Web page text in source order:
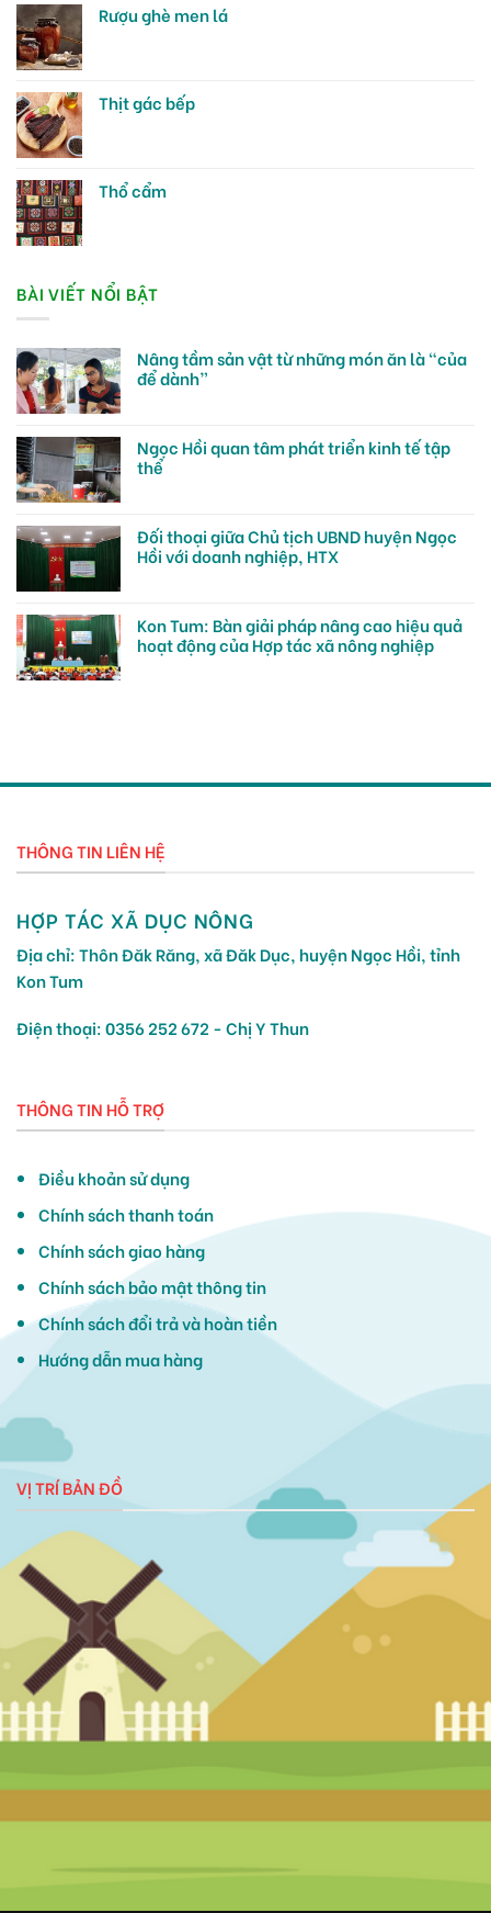
Rượu ghè men lá
Thịt gác bếp
Thổ cẩm
BÀI VIẾT NỔI BẬT
Nâng tầm sản vật từ những món ăn là “của
để dành”
Ngọc Hồi quan tâm phát triển kinh tế tập
thể
Đối thoại giữa Chủ tịch UBND huyện Ngọc
Hồi với doanh nghiệp, HTX
Kon Tum: Bàn giải pháp nâng cao hiệu quả
hoạt động của Hợp tác xã nông nghiệp
THÔNG TIN LIÊN HỆ
HỢP TÁC XÃ DỤC NÔNG
Địa chỉ: Thôn Đăk Răng, xã Đăk Dục, huyện Ngọc Hồi, tỉnh
Kon Tum
Điện thoại: 0356 252 672 - Chị Y Thun
THÔNG TIN HỖ TRỢ
Điều khoản sử dụng
Chính sách thanh toán
Chính sách giao hàng
Chính sách bảo mật thông tin
Chính sách đổi trả và hoàn tiền
Hướng dẫn mua hàng
VỊ TRÍ BẢN ĐỒ